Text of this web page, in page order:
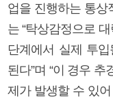
업을 진행하는 통상
는 “탁상감정으로
단계에서 실제 투
된다”며 “이 경우
제가 발생할 수 있